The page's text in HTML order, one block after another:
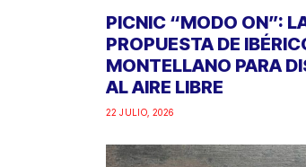
PICNIC “MODO ON”:
PROPUESTA DE
MONTELLANO PARA
AL AIRE LIBRE
22 JULIO, 2026